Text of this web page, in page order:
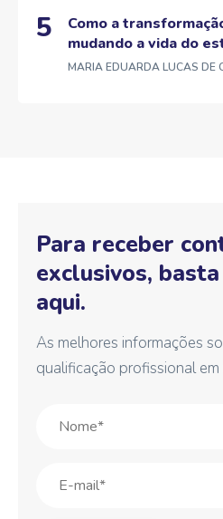
Como a
mudando a vida do
MARIA EDUARDA LUCAS DE
Para receber
exclusivos,
aqui.
As melhores informações
qualificação profissional em